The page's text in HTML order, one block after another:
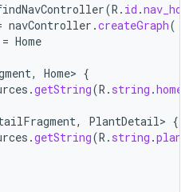
(R . id .
navController .createGraph(
= Home
, Home> {
.getString(R . string .
, PlantDetail> {
.getString(R . string .